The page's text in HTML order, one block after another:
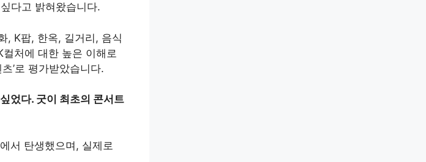
다고 밝혀왔습니다.
, K팝, 한옥, 길거리, 음식
처에 대한 높은 이해로
’로 평가받았습니다.
었다. 굿이 최초의 콘서트
서 탄생했으며, 실제로